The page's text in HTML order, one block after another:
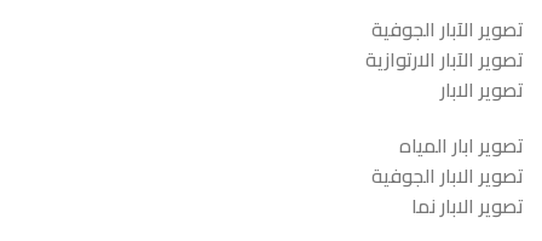
تصوير الآبار الجوفية
تصوير الآبار الارتوازية
تصوير الابار
تصوير ابار المياه
تصوير الابار الجوفية
تصوير الابار نما